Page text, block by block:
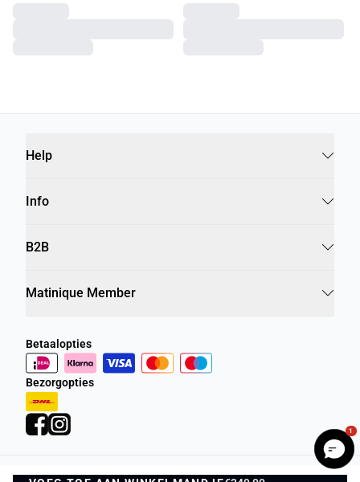
Help
Info
B2B
Matinique Member
Betaalopties
Bezorgopties
1